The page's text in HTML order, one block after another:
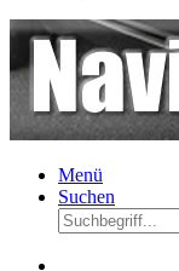
Menü
Suchen